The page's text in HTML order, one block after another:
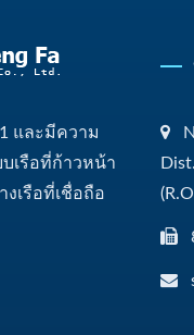
และมีความ
เรือที่ก้าวหน้า
งเรือที่เชื่อถือ